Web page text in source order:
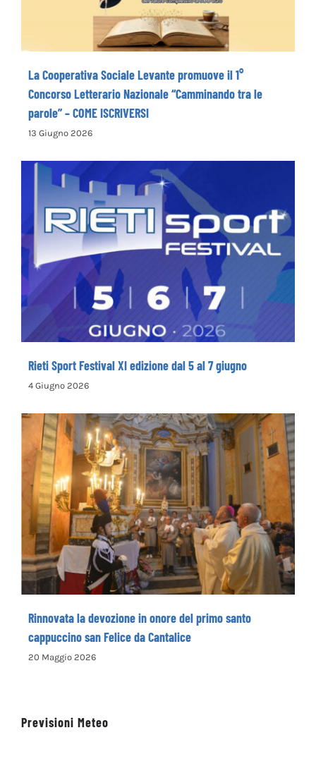
La Cooperativa Sociale Levante promuove il 1°
Concorso Letterario Nazionale “Camminando tra le
parole” – COME ISCRIVERSI
13 Giugno 2026
Rieti Sport Festival XI edizione dal 5 al 7
Rieti Sport Festival XI edizione dal 5 al 7 giugno
4 Giugno 2026
Rinnovata la devozione in onore del primo
santo cappuccino san Felice da Cantalice
Rinnovata la devozione in onore del primo santo
cappuccino san Felice da Cantalice
20 Maggio 2026
Previsioni Meteo